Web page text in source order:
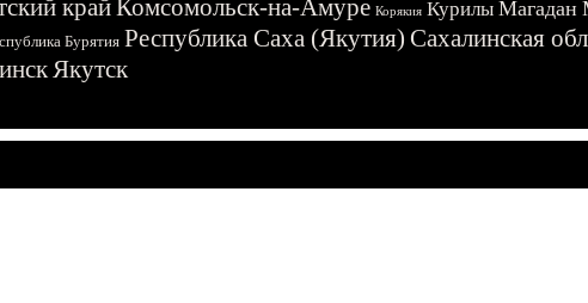
крайКомсомольск-на-Амуре Корякия Курилы Магадан
Бурятия Республика Саха (Якутия) Сахалинская
Якутск